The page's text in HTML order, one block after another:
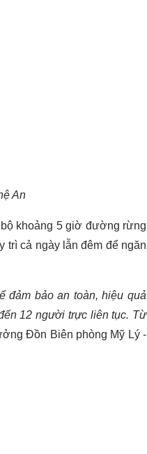
An
khoảng 5 giờ đường rừng
trì cả ngày lẫn đêm để ngăn
đảm bảo an toàn, hiệu quả
12 người trực liên tục. Từ
Đồn Biên phòng Mỹ Lý -